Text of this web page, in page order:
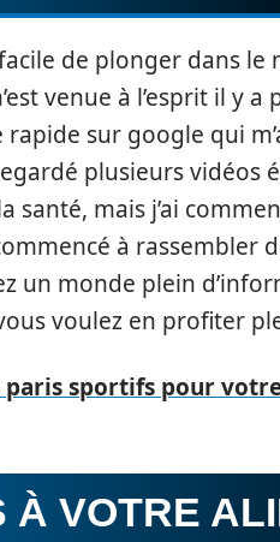
de plonger dans
venue à l’esprit il y a
sur google qui
plusieurs
mais j’ai
à rassembler
un monde plein
voulez en profiter
paris sportifs pour
VOTRE